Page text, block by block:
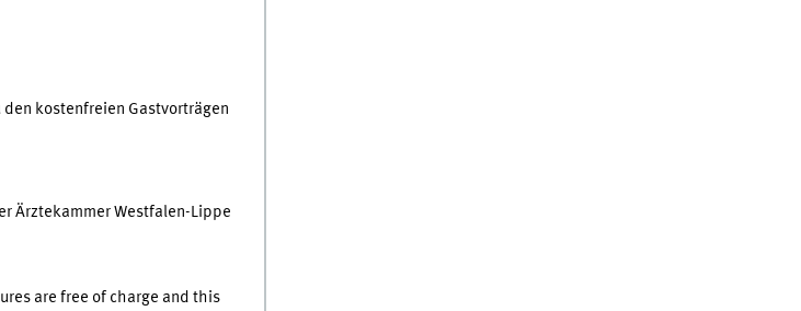
kostenfreien Gastvorträgen
Ärztekammer Westfalen-Lippe
are free of charge and this